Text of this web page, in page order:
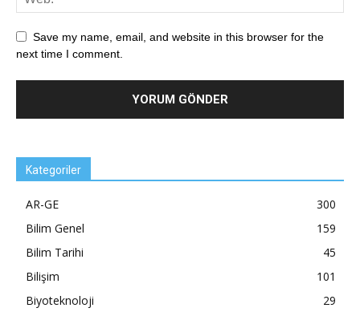
Save my name, email, and website in this browser for the
next time I comment.
Kategoriler
AR-GE
300
Bilim Genel
159
Bilim Tarihi
45
Bilişim
101
Biyoteknoloji
29